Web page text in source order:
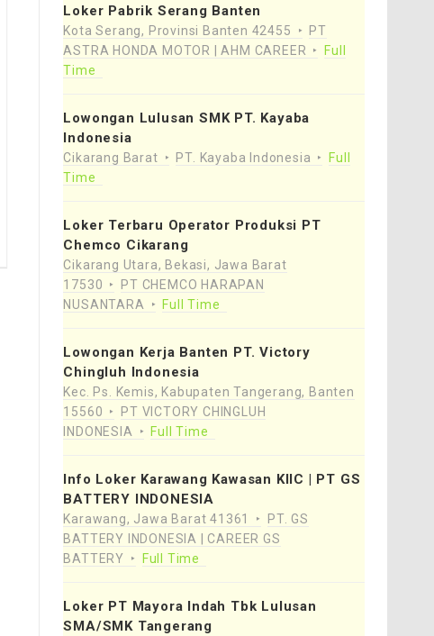
Loker Pabrik Serang Banten
Kota Serang, Provinsi Banten 42455
PT
ASTRA HONDA MOTOR | AHM CAREER
Full
Time
Lowongan Lulusan SMK PT. Kayaba
Indonesia
Cikarang Barat PT. Kayaba Indonesia
Full
Time
Loker Terbaru Operator Produksi PT
Chemco Cikarang
Cikarang Utara, Bekasi, Jawa Barat
17530
PT CHEMCO HARAPAN
NUSANTARA
Full Time
Lowongan Kerja Banten PT. Victory
Chingluh Indonesia
Kec. Ps. Kemis, Kabupaten Tangerang, Banten
15560
PT VICTORY CHINGLUH
INDONESIA
Full Time
Info Loker Karawang Kawasan KIIC | PT GS
BATTERY INDONESIA
Karawang, Jawa Barat 41361
PT. GS
BATTERY INDONESIA | CAREER GS
BATTERY
Full Time
Loker PT Mayora Indah Tbk Lulusan
SMA/SMK Tangerang